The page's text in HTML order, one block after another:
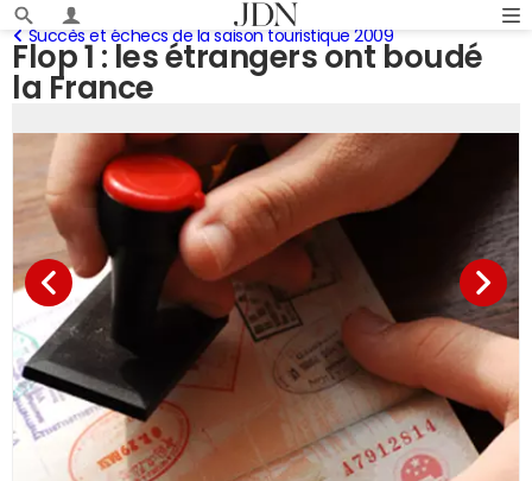
Flop 1 : les étrangers ont boudé
la France
Succès et échecs de la saison touristique 2009